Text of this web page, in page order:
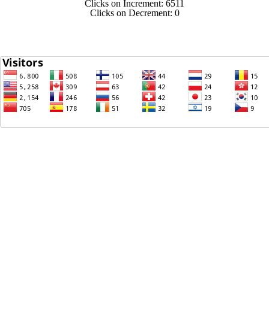
Clicks on Increment: 6511
Clicks on Decrement: 0